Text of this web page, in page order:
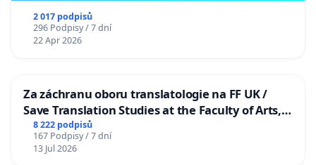
2 017 podpisů
296 Podpisy / 7 dní
22 Apr 2026
Za záchranu oboru translatologie na FF UK /
Save Translation Studies at the Faculty of Arts,
Charles University
8 222 podpisů
167 Podpisy / 7 dní
13 Jul 2026